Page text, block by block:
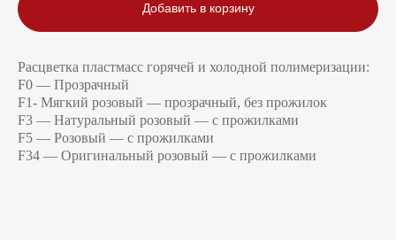
Добавить в корзину
Расцветка пластмасс горячей и холодной полимеризации:
F0 — Прозрачный
F1- Мягкий розовый — прозрачный, без прожилок
F3 — Натуральный розовый — с прожилками
F5 — Розовый — с прожилками
F34 — Оригинальный розовый — с прожилками